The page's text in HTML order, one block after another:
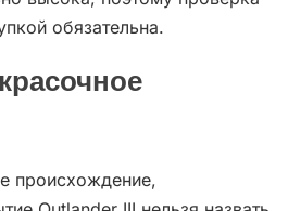
обязательна.
происхождение,